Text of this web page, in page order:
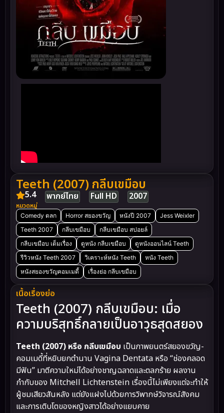
Teeth (2007) กลีบเขมือบ
5.4 พากย์ไทย Full HD 2007
หมวดหมู่
Comedy ตลก Horror สยองขวัญ หนังปี 2007
Jess Weixler
Teeth 2007
กลีบเขมือบ
กลีบเขมือบ สปอยล์
กลีบเขมือบ เต็มเรื่อง
ดูหนัง กลีบเขมือบ
ดูหนังออนไลน์ Teeth
รีวิวหนัง Teeth 2007
วิเคราะห์หนัง Teeth
หนัง Teeth
หนังสยองขวัญคอมเมดี้
เรื่องย่อ กลีบเขมือบ
เนื้อเรื่องย่อ
Teeth (2007) กลีบเขมือบ: เมื่อ
ความบริสุทธิ์กลายเป็นอาวุธสุดสยอง
Teeth (2007) หรือ กลีบเขมือบ เป็นภาพยนตร์สยองขวัญ-
คอมเมดี้ที่หยิบยกตำนาน Vagina Dentata หรือ “ช่องคลอด
มีฟัน” มาตีความใหม่ได้อย่างชาญฉลาดและตลกร้าย ผลงาน
กำกับของ Mitchell Lichtenstein เรื่องนี้ไม่เพียงแต่จะทำให้
ผู้ชมเสียวสันหลัง แต่ยังแฝงไปด้วยการวิพากษ์วิจารณ์สังคม
และการเติบโตของหญิงสาวได้อย่างแยบคาย